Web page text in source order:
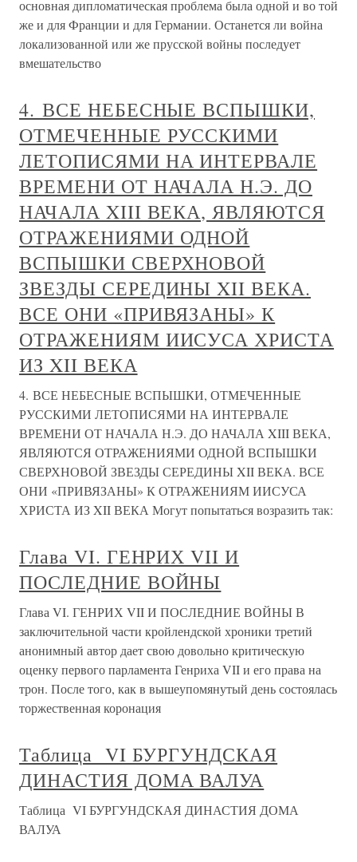
основная дипломатическая проблема была одной и во той
же и для Франции и для Германии. Останется ли война
локализованной или же прусской войны последует
вмешательство
4. ВСЕ НЕБЕСНЫЕ ВСПЫШКИ,
ОТМЕЧЕННЫЕ РУССКИМИ
ЛЕТОПИСЯМИ НА ИНТЕРВАЛЕ
ВРЕМЕНИ ОТ НАЧАЛА Н.Э. ДО
НАЧАЛА XIII ВЕКА, ЯВЛЯЮТСЯ
ОТРАЖЕНИЯМИ ОДНОЙ
ВСПЫШКИ СВЕРХНОВОЙ
ЗВЕЗДЫ СЕРЕДИНЫ XII ВЕКА.
ВСЕ ОНИ «ПРИВЯЗАНЫ» К
ОТРАЖЕНИЯМ ИИСУСА ХРИСТА
ИЗ XII ВЕКА
4. ВСЕ НЕБЕСНЫЕ ВСПЫШКИ, ОТМЕЧЕННЫЕ
РУССКИМИ ЛЕТОПИСЯМИ НА ИНТЕРВАЛЕ
ВРЕМЕНИ ОТ НАЧАЛА Н.Э. ДО НАЧАЛА XIII ВЕКА,
ЯВЛЯЮТСЯ ОТРАЖЕНИЯМИ ОДНОЙ ВСПЫШКИ
СВЕРХНОВОЙ ЗВЕЗДЫ СЕРЕДИНЫ XII ВЕКА. ВСЕ
ОНИ «ПРИВЯЗАНЫ» К ОТРАЖЕНИЯМ ИИСУСА
ХРИСТА ИЗ XII ВЕКА Могут попытаться возразить так:
Глава VI. ГЕНРИХ VII И
ПОСЛЕДНИЕ ВОЙНЫ
Глава VI. ГЕНРИХ VII И ПОСЛЕДНИЕ ВОЙНЫ В
заключительной части кройлендской хроники третий
анонимный автор дает свою довольно критическую
оценку первого парламента Генриха VII и его права на
трон. После того, как в вышеупомянутый день состоялась
торжественная коронация
Таблица VI БУРГУНДСКАЯ
ДИНАСТИЯ ДОМА ВАЛУА
Таблица VI БУРГУНДСКАЯ ДИНАСТИЯ ДОМА
ВАЛУА